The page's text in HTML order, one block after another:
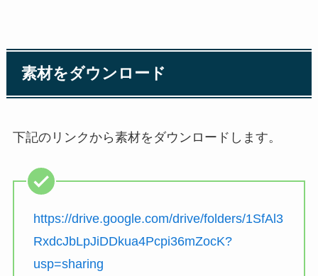
素材をダウンロード
下記のリンクから素材をダウンロードします。
https://drive.google.com/drive/folders/1SfAl3
RxdcJbLpJiDDkua4Pcpi36mZocK?
usp=sharing